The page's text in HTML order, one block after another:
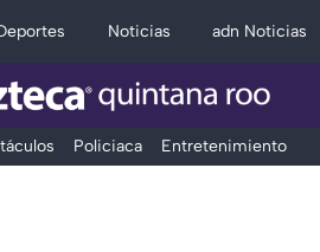
Noticias adn Noticias
Policiaca Entretenimiento